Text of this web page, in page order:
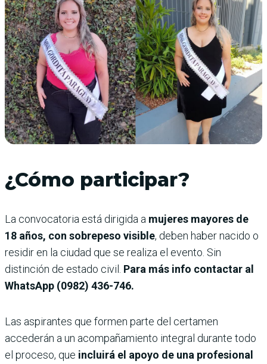
¿Cómo participar?
La convocatoria está dirigida a mujeres mayores de
18 años, con sobrepeso visible, deben haber nacido o
residir en la ciudad que se realiza el evento. Sin
distinción de estado civil. Para más info contactar al
WhatsApp (0982) 436-746.
Las aspirantes que formen parte del certamen
accederán a un acompañamiento integral durante todo
el proceso, que incluirá el apoyo de una profesional